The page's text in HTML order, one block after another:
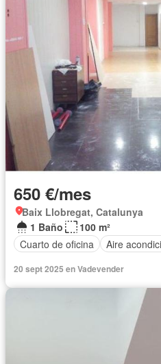
650 €/mes
Baix Llobregat, Catalunya
1 Baño
100 m²
Cuarto de oficina
Aire
20 sept 2025 en Vadevender